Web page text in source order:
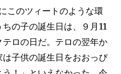
このツィートのような環
の子の誕生日は、９月11
ロの日だ。テロの翌年か
子供の誕生日をおおっぴ